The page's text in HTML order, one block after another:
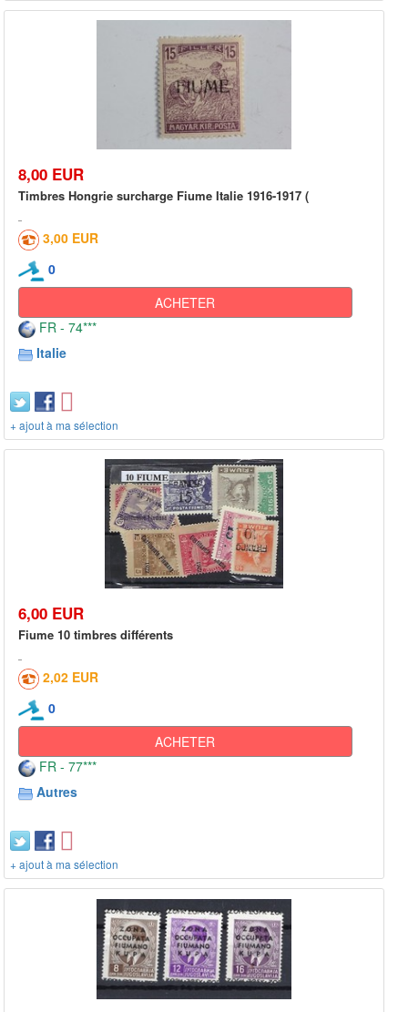
8,00 EUR
Timbres Hongrie surcharge Fiume Italie 1916-1917 (
3,00 EUR
0
ACHETER
FR - 74***
Italie
+ ajout à ma sélection
6,00 EUR
Fiume 10 timbres différents
2,02 EUR
0
ACHETER
FR - 77***
Autres
+ ajout à ma sélection